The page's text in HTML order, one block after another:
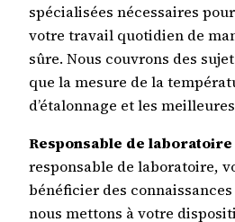
spécialisées nécessaires
votre travail quotidien de
sûre. Nous couvrons des
que la mesure de la
d’étalonnage et les
Responsable de laboratoire
responsable de laboratoire,
bénéficier des
nous mettons à votre